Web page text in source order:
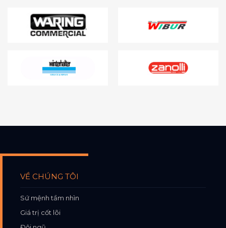
VỀ CHÚNG TÔI
Sứ mệnh tầm nhìn
Giá trị cốt lõi